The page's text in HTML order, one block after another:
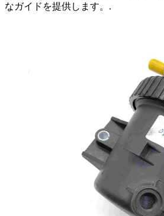
なガイドを提供します。.